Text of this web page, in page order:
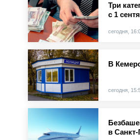
Три
с 1
сегодня,
В
сегодня,
в Санкт-